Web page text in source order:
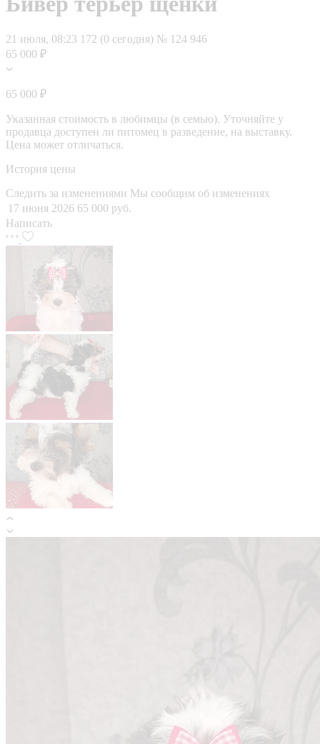
21 июля, 08:23 172 (0 сегодня) № 124 946
65 000 ₽
65 000 ₽
Указанная стоимость в любимцы (в семью). Уточняйте у
продавца доступен ли питомец в разведение, на выставку.
Цена может отличаться.
История цены
Следить за изменениями Мы сообщим об изменениях
17 июня 2026 65 000 руб.
Написать